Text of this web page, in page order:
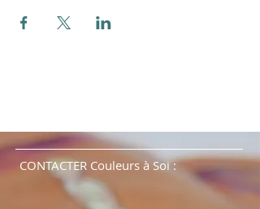
CONTACTER Couleurs à Soi :